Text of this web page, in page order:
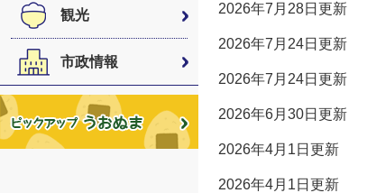
観光
市政情報
2026年7月28日更新
2026年7月24日更新
2026年7月24日更新
2026年6月30日更新
2026年4月1日更新
2026年4月1日更新